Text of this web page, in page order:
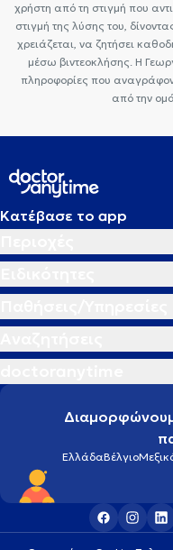
χρήστη από τη στιγμή που
στιγμή της λύσης του,
χρειάζεται, να ζητήσει
μέσω βιντεοκλήσης. Η
πληροφορίες που
από την
Κατέβασε το app
ΕλλάδαΒέλγιο